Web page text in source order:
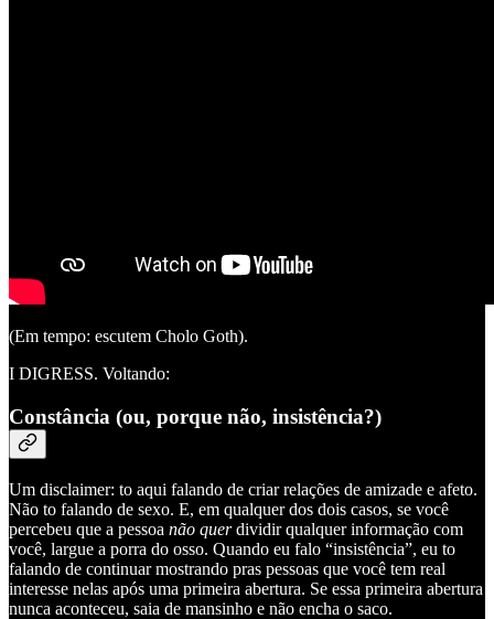
(Em tempo: escutem Cholo Goth).
I DIGRESS. Voltando:
Constância (ou, porque não, insistência?)
Um disclaimer: to aqui falando de criar relações de amizade e afeto.
Não to falando de sexo. E, em qualquer dos dois casos, se você
percebeu que a pessoa não querdividir qualquer informação com
você, largue a porra do osso. Quando eu falo “insistência”, eu to
falando de continuar mostrando pras pessoas que você tem real
interesse nelas após uma primeira abertura. Se essa primeira abertura
nunca aconteceu, saia de mansinho e não encha o saco.